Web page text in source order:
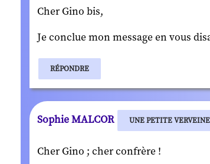
Cher Gino bis,
Je conclue mon message en vous
RÉPONDRE
Sophie MALCOR UNE PETITE
Cher Gino ; cher confrère !